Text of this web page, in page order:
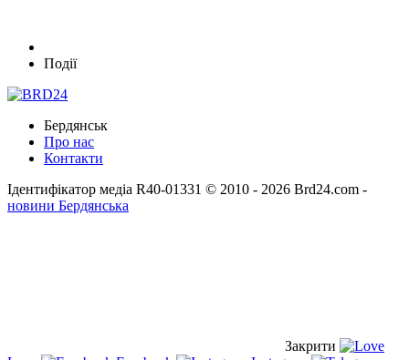
Події
Бердянськ
Про нас
Контакти
Ідентифікатор медіа R40-01331 © 2010 - 2026 Brd24.com -
новини Бердянська
Закрити